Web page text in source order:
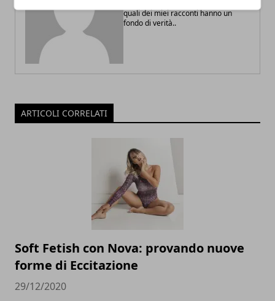
quali dei miei racconti hanno un
fondo di verità..
ARTICOLI CORRELATI
Soft Fetish con Nova: provando nuove
forme di Eccitazione
29/12/2020